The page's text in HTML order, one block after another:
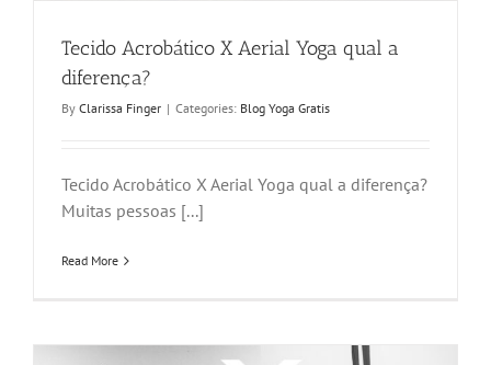
Tecido Acrobático X Aerial Yoga qual a
diferença?
By Clarissa Finger | Categories: Blog Yoga Gratis
Tecido Acrobático X Aerial Yoga qual a diferença?
Muitas pessoas [...]
Read More